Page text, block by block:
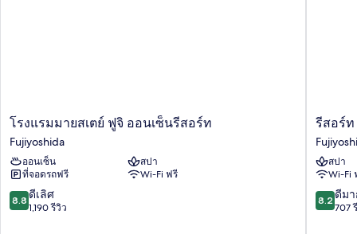
โรงแรม
มาย
สเตย์
ฟูจิ
ออ
น
เซ็น
โรงแรมมายสเตย์ ฟูจิ ออนเซ็นรีสอร์ท
Fujiyoshida
ออนเซ็น
สปา
ที่จอดรถฟรี
Wi-Fi ฟรี
8.8
จาก
8.8 ดีเลิศ
1,190 รีวิว
รีสอร์ท
อินน์
ฟุ
โยะ
รีสอร์
สปา
Wi-Fi
8.2
จาก
8.2 ดีม
707